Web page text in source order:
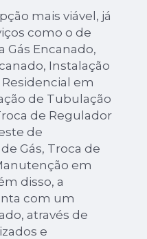
mais viável, já
como o de
Gás Encanado,
Instalação
em
de Tubulação
de Regulador
de
Gás, Troca de
em
disso, a
com um
através de
e